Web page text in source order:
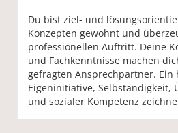
Du bist ziel- und
Konzepten gewohnt und
professionellen Auftritt. Deine
und Fachkenntnisse machen
gefragten Ansprechpartner. Ein
Eigeninitiative, Selbständigkeit,
und sozialer Kompetenz